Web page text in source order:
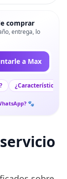
comprar
entrega, lo
a Max
¿Características
🐾